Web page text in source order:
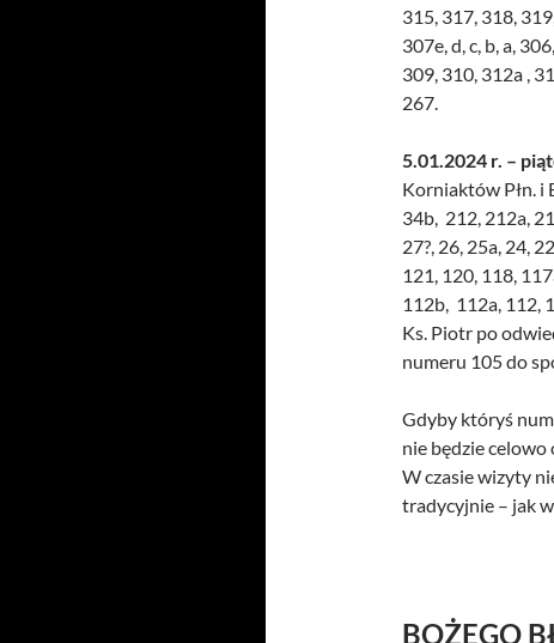
315, 317, 318,
307e, d, c, b, a,
309, 310, 312a ,
267.
5.01.2024 r. –
Korniaktów Płn. i
34b, 212, 212a,
27?, 26, 25a, 24,
121, 120, 118,
112b, 112a, 112,
Ks. Piotr po
numeru 105 do
Gdyby któryś
nie będzie celowo
W czasie wizyty
tradycyjnie – jak
BOŻEGO